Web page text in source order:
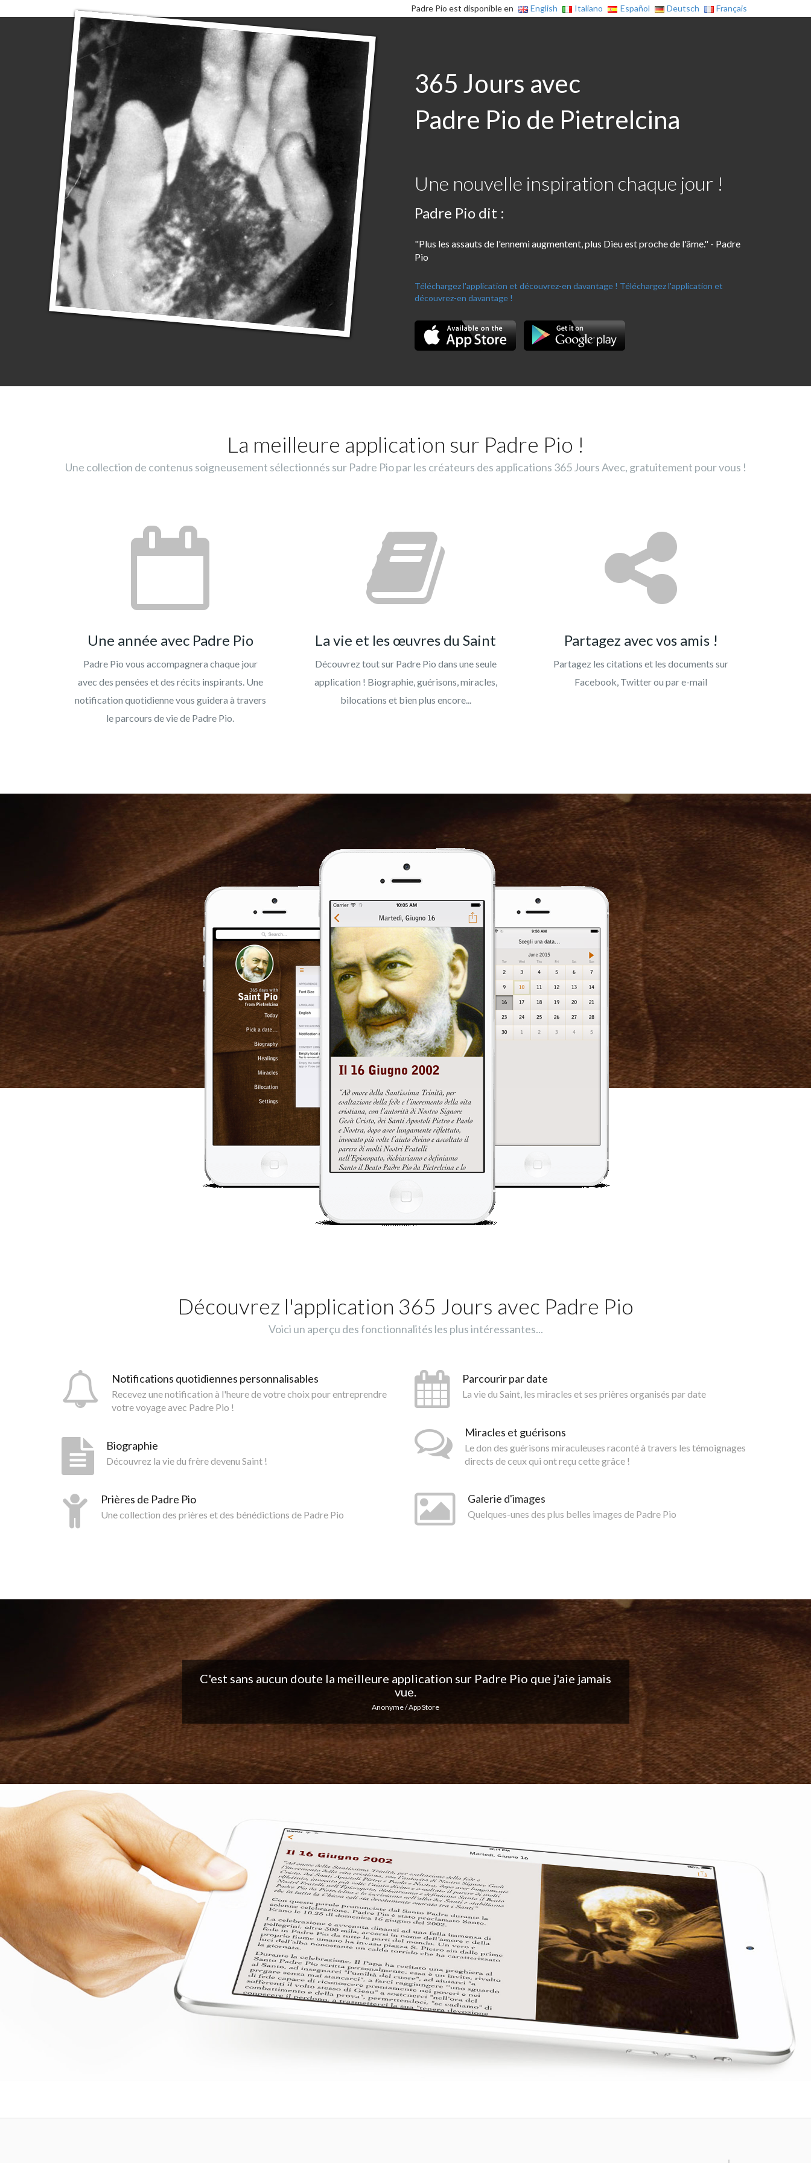
Padre Pio est disponible en English Italiano Español Deutsch Français
365 Jours avec
Padre Pio de Pietrelcina
Une nouvelle inspiration chaque jour !
Padre Pio dit :
"Plus les assauts de l'ennemi augmentent, plus Dieu est proche de l'âme." - Padre
Pio
Téléchargez l'application et découvrez-en davantage ! Téléchargez l'application et
découvrez-en davantage !
La meilleure application sur Padre Pio !
Une collection de contenus soigneusement sélectionnés sur Padre Pio par les créateurs des applications 365 Jours Avec, gratuitement pour vous !
Une année avec Padre Pio
Padre Pio vous accompagnera chaque jour
avec des pensées et des récits inspirants. Une
notification quotidienne vous guidera à travers
le parcours de vie de Padre Pio.
La vie et les œuvres du Saint
Découvrez tout sur Padre Pio dans une seule
application ! Biographie, guérisons, miracles,
bilocations et bien plus encore...
Partagez avec vos amis !
Partagez les citations et les documents sur
Facebook, Twitter ou par e-mail
Découvrez l'application 365 Jours avec Padre Pio
Voici un aperçu des fonctionnalités les plus intéressantes...
Notifications quotidiennes personnalisables
Recevez une notification à l'heure de votre choix pour entreprendre
votre voyage avec Padre Pio !
Biographie
Découvrez la vie du frère devenu Saint !
Prières de Padre Pio
Une collection des prières et des bénédictions de Padre Pio
Parcourir par date
La vie du Saint, les miracles et ses prières organisés par date
Miracles et guérisons
Le don des guérisons miraculeuses raconté à travers les témoignages
directs de ceux qui ont reçu cette grâce !
Galerie d'images
Quelques-unes des plus belles images de Padre Pio
Belle application, j'adore les notifications quotidiennes... Continuez votre
excellent travail !